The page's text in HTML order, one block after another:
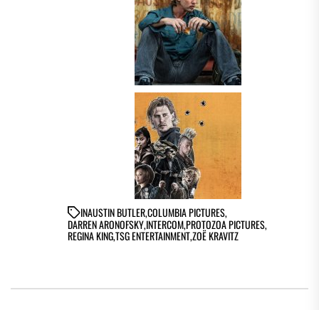
INAUSTIN BUTLER,COLUMBIA PICTURES,
DARREN ARONOFSKY,INTERCOM,PROTOZOA PICTURES,
REGINA KING,TSG ENTERTAINMENT,ZOË KRAVITZ